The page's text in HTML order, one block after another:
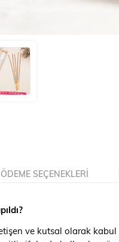
ÖDEME SEÇENEKLERI
ve kutsal olarak